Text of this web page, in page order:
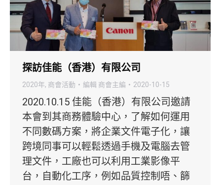
探訪佳能（香港）有限公司
2020年, 商會活動 編輯 商會主編 2020-10-15
2020.10.15 佳能（香港）有限公司邀請
本會到其商務體驗中心，了解如何運用
不同數碼方案，將企業文件電子化，讓
跨境同事可以輕鬆透過手機及電腦去管
理文件，工廠也可以利用工業影像平
台，自動化工序，例如品質控制唔、篩